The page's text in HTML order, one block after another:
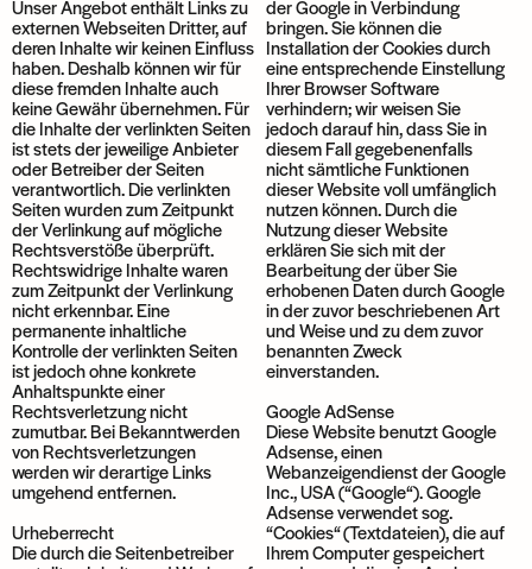
Unser Angebot enthält Links zu
externen Webseiten Dritter, auf
deren Inhalte wir keinen Einfluss
haben. Deshalb können wir für
diese fremden Inhalte auch
keine Gewähr übernehmen. Für
die Inhalte der verlinkten Seiten
ist stets der jeweilige Anbieter
oder Betreiber der Seiten
verantwortlich. Die verlinkten
Seiten wurden zum Zeitpunkt
der Verlinkung auf mögliche
Rechtsverstöße überprüft.
Rechtswidrige Inhalte waren
zum Zeitpunkt der Verlinkung
nicht erkennbar. Eine
permanente inhaltliche
Kontrolle der verlinkten Seiten
ist jedoch ohne konkrete
Anhaltspunkte einer
Rechtsverletzung nicht
zumutbar. Bei Bekanntwerden
von Rechtsverletzungen
werden wir derartige Links
umgehend entfernen.
Urheberrecht
Die durch die Seitenbetreiber
der Google in Verbindung
bringen. Sie können die
Installation der Cookies durch
eine entsprechende Einstellung
Ihrer Browser Software
verhindern; wir weisen Sie
jedoch darauf hin, dass Sie in
diesem Fall gegebenenfalls
nicht sämtliche Funktionen
dieser Website voll umfänglich
nutzen können. Durch die
Nutzung dieser Website
erklären Sie sich mit der
Bearbeitung der über Sie
erhobenen Daten durch Google
in der zuvor beschriebenen Art
und Weise und zu dem zuvor
benannten Zweck
einverstanden.
Google AdSense
Diese Website benutzt Google
Adsense, einen
Webanzeigendienst der Google
Inc., USA (“Google“). Google
Adsense verwendet sog.
“Cookies“ (Textdateien), die auf
Ihrem Computer gespeichert